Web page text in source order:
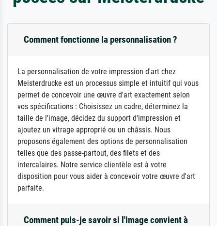
Comment fonctionne la personnalisation ?
La personnalisation de votre impression d'art chez
Meisterdrucke est un processus simple et intuitif qui vous
permet de concevoir une œuvre d'art exactement selon
vos spécifications : Choisissez un cadre, déterminez la
taille de l'image, décidez du support d'impression et
ajoutez un vitrage approprié ou un châssis. Nous
proposons également des options de personnalisation
telles que des passe-partout, des filets et des
intercalaires. Notre service clientèle est à votre
disposition pour vous aider à concevoir votre œuvre d'art
parfaite.
Comment puis-je savoir si l'image convient à